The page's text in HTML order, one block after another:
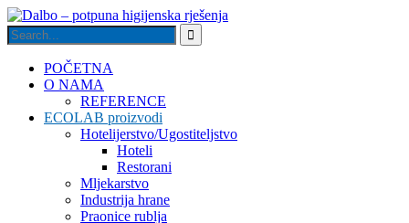
POČETNA
O NAMA
REFERENCE
ECOLAB proizvodi
Hotelijerstvo/Ugostiteljstvo
Hoteli
Restorani
Mljekarstvo
Industrija hrane
Praonice rublja